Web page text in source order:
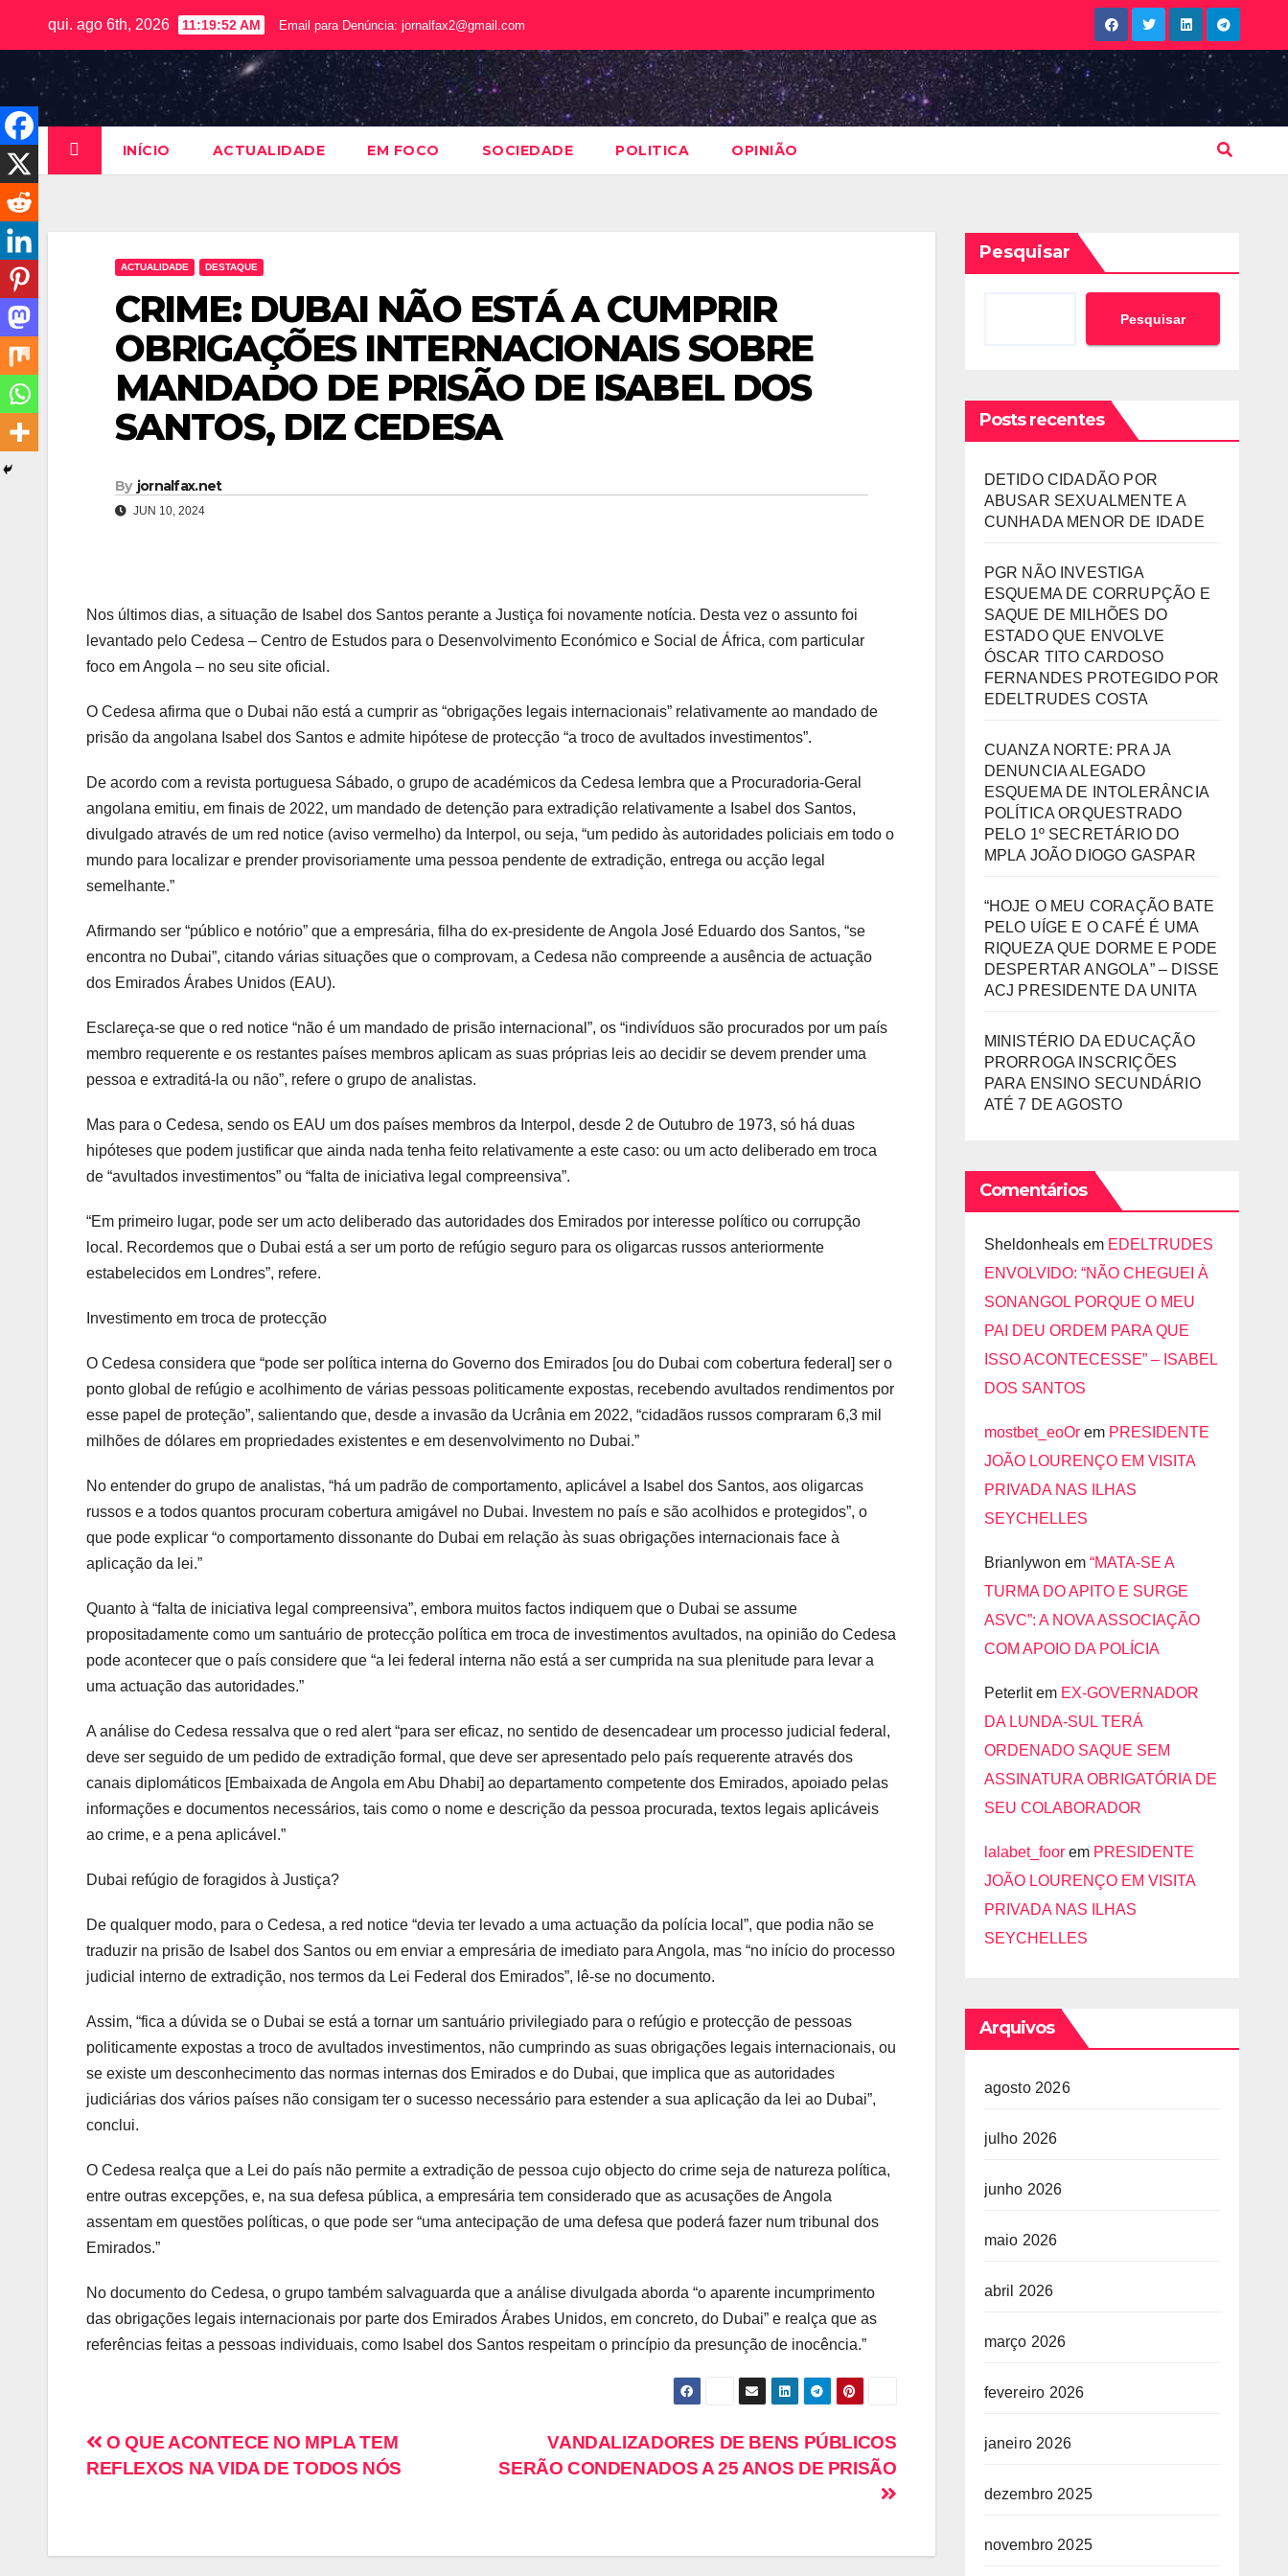
qui. ago 6th, 2026 11:19:53 AM Email para Denúncia: jornalfax2@gmail.com
INÍCIO ACTUALIDADE EM FOCO SOCIEDADE POLITICA OPINIÃO
ACTUALIDADE DESTAQUE
CRIME: DUBAI NÃO ESTÁ A CUMPRIR
OBRIGAÇÕES INTERNACIONAIS SOBRE
MANDADO DE PRISÃO DE ISABEL DOS
SANTOS, DIZ CEDESA
By jornalfax.net
JUN 10, 2024
Nos últimos dias, a situação de Isabel dos Santos perante a Justiça foi novamente notícia. Desta vez o assunto foi
levantado pelo Cedesa – Centro de Estudos para o Desenvolvimento Económico e Social de África, com particular
foco em Angola – no seu site oficial.
O Cedesa afirma que o Dubai não está a cumprir as “obrigações legais internacionais” relativamente ao mandado de
prisão da angolana Isabel dos Santos e admite hipótese de protecção “a troco de avultados investimentos”.
De acordo com a revista portuguesa Sábado, o grupo de académicos da Cedesa lembra que a Procuradoria-Geral
angolana emitiu, em finais de 2022, um mandado de detenção para extradição relativamente a Isabel dos Santos,
divulgado através de um red notice (aviso vermelho) da Interpol, ou seja, “um pedido às autoridades policiais em todo o
mundo para localizar e prender provisoriamente uma pessoa pendente de extradição, entrega ou acção legal
semelhante.”
Afirmando ser “público e notório” que a empresária, filha do ex-presidente de Angola José Eduardo dos Santos, “se
encontra no Dubai”, citando várias situações que o comprovam, a Cedesa não compreende a ausência de actuação
dos Emirados Árabes Unidos (EAU).
Esclareça-se que o red notice “não é um mandado de prisão internacional”, os “indivíduos são procurados por um país
membro requerente e os restantes países membros aplicam as suas próprias leis ao decidir se devem prender uma
pessoa e extraditá-la ou não”, refere o grupo de analistas.
Mas para o Cedesa, sendo os EAU um dos países membros da Interpol, desde 2 de Outubro de 1973, só há duas
hipóteses que podem justificar que ainda nada tenha feito relativamente a este caso: ou um acto deliberado em troca
de “avultados investimentos” ou “falta de iniciativa legal compreensiva”.
“Em primeiro lugar, pode ser um acto deliberado das autoridades dos Emirados por interesse político ou corrupção
local. Recordemos que o Dubai está a ser um porto de refúgio seguro para os oligarcas russos anteriormente
estabelecidos em Londres”, refere.
Investimento em troca de protecção
O Cedesa considera que “pode ser política interna do Governo dos Emirados [ou do Dubai com cobertura federal] ser o
ponto global de refúgio e acolhimento de várias pessoas politicamente expostas, recebendo avultados rendimentos por
esse papel de proteção”, salientando que, desde a invasão da Ucrânia em 2022, “cidadãos russos compraram 6,3 mil
milhões de dólares em propriedades existentes e em desenvolvimento no Dubai.”
No entender do grupo de analistas, “há um padrão de comportamento, aplicável a Isabel dos Santos, aos oligarcas
russos e a todos quantos procuram cobertura amigável no Dubai. Investem no país e são acolhidos e protegidos”, o
que pode explicar “o comportamento dissonante do Dubai em relação às suas obrigações internacionais face à
aplicação da lei.”
Quanto à “falta de iniciativa legal compreensiva”, embora muitos factos indiquem que o Dubai se assume
propositadamente como um santuário de protecção política em troca de investimentos avultados, na opinião do Cedesa
pode acontecer que o país considere que “a lei federal interna não está a ser cumprida na sua plenitude para levar a
uma actuação das autoridades.”
A análise do Cedesa ressalva que o red alert “para ser eficaz, no sentido de desencadear um processo judicial federal,
deve ser seguido de um pedido de extradição formal, que deve ser apresentado pelo país requerente através dos
canais diplomáticos [Embaixada de Angola em Abu Dhabi] ao departamento competente dos Emirados, apoiado pelas
informações e documentos necessários, tais como o nome e descrição da pessoa procurada, textos legais aplicáveis
ao crime, e a pena aplicável.”
Dubai refúgio de foragidos à Justiça?
De qualquer modo, para o Cedesa, a red notice “devia ter levado a uma actuação da polícia local”, que podia não se
traduzir na prisão de Isabel dos Santos ou em enviar a empresária de imediato para Angola, mas “no início do processo
judicial interno de extradição, nos termos da Lei Federal dos Emirados”, lê-se no documento.
Assim, “fica a dúvida se o Dubai se está a tornar um santuário privilegiado para o refúgio e protecção de pessoas
politicamente expostas a troco de avultados investimentos, não cumprindo as suas obrigações legais internacionais, ou
se existe um desconhecimento das normas internas dos Emirados e do Dubai, que implica que as autoridades
judiciárias dos vários países não consigam ter o sucesso necessário para estender a sua aplicação da lei ao Dubai”,
conclui.
O Cedesa realça que a Lei do país não permite a extradição de pessoa cujo objecto do crime seja de natureza política,
entre outras excepções, e, na sua defesa pública, a empresária tem considerado que as acusações de Angola
assentam em questões políticas, o que pode ser “uma antecipação de uma defesa que poderá fazer num tribunal dos
Emirados.”
No documento do Cedesa, o grupo também salvaguarda que a análise divulgada aborda “o aparente incumprimento
das obrigações legais internacionais por parte dos Emirados Árabes Unidos, em concreto, do Dubai” e realça que as
referências feitas a pessoas individuais, como Isabel dos Santos respeitam o princípio da presunção de inocência.”
VANDALIZADORES DE BENS PÚBLICOS
SERÃO CONDENADOS A 25 ANOS DE PRISÃO
O QUE ACONTECE NO MPLA TEM
REFLEXOS NA VIDA DE TODOS NÓS
Pesquisar
Pesquisar
Posts recentes
DETIDO CIDADÃO POR
ABUSAR SEXUALMENTE A
CUNHADA MENOR DE IDADE
PGR NÃO INVESTIGA
ESQUEMA DE CORRUPÇÃO E
SAQUE DE MILHÕES DO
ESTADO QUE ENVOLVE
ÓSCAR TITO CARDOSO
FERNANDES PROTEGIDO POR
EDELTRUDES COSTA
CUANZA NORTE: PRA JA
DENUNCIA ALEGADO
ESQUEMA DE INTOLERÂNCIA
POLÍTICA ORQUESTRADO
PELO 1º SECRETÁRIO DO
MPLA JOÃO DIOGO GASPAR
“HOJE O MEU CORAÇÃO BATE
PELO UÍGE E O CAFÉ É UMA
RIQUEZA QUE DORME E PODE
DESPERTAR ANGOLA” – DISSE
ACJ PRESIDENTE DA UNITA
MINISTÉRIO DA EDUCAÇÃO
PRORROGA INSCRIÇÕES
PARA ENSINO SECUNDÁRIO
ATÉ 7 DE AGOSTO
Comentários
Sheldonhealsem EDELTRUDES
ENVOLVIDO: “NÃO CHEGUEI À
SONANGOL PORQUE O MEU
PAI DEU ORDEM PARA QUE
ISSO ACONTECESSE” – ISABEL
DOS SANTOS
mostbet_eoOrem PRESIDENTE
JOÃO LOURENÇO EM VISITA
PRIVADA NAS ILHAS
SEYCHELLES
Brianlywon em “MATA-SE A
TURMA DO APITO E SURGE
ASVC”: A NOVA ASSOCIAÇÃO
COM APOIO DA POLÍCIA
Peterlitem EX-GOVERNADOR
DA LUNDA-SUL TERÁ
ORDENADO SAQUE SEM
ASSINATURA OBRIGATÓRIA DE
SEU COLABORADOR
lalabet_foorem PRESIDENTE
JOÃO LOURENÇO EM VISITA
PRIVADA NAS ILHAS
SEYCHELLES
Arquivos
agosto 2026
julho 2026
junho 2026
maio 2026
abril 2026
março 2026
fevereiro 2026
janeiro 2026
dezembro 2025
novembro 2025